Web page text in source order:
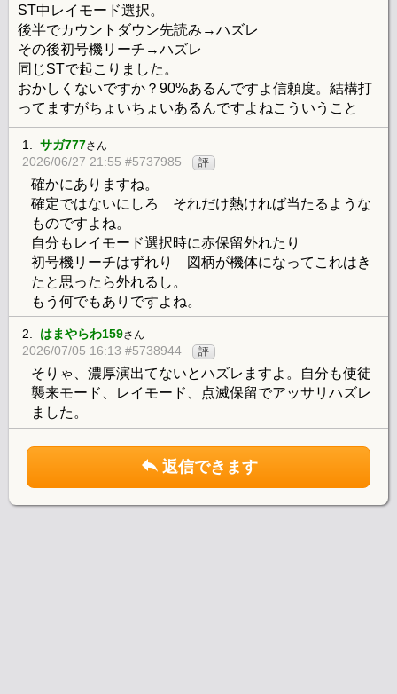
ST中レイモード選択。
後半でカウントダウン先読み→ハズレ
その後初号機リーチ→ハズレ
同じSTで起こりました。
おかしくないですか？90%あるんですよ信頼度。結構打
ってますがちょいちょいあるんですよねこういうこと
1. サガ777さん
2026/06/27 21:55 #5737985 評
確かにありますね。
確定ではないにしろ それだけ熱ければ当たるような
ものですよね。
自分もレイモード選択時に赤保留外れたり
初号機リーチはずれり 図柄が機体になってこれはき
たと思ったら外れるし。
もう何でもありですよね。
2. はまやらわ159さん
2026/07/05 16:13 #5738944 評
そりゃ、濃厚演出てないとハズレますよ。自分も使徒
襲来モード、レイモード、点滅保留でアッサリハズレ
ました。
返信できます